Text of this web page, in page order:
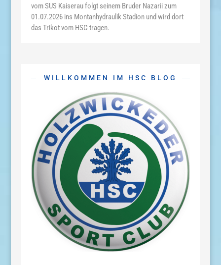
vom SUS Kaiserau folgt seinem Bruder Nazarii zum
01.07.2026 ins Montanhydraulik Stadion und wird dort
das Trikot vom HSC tragen.
WILLKOMMEN IM HSC BLOG